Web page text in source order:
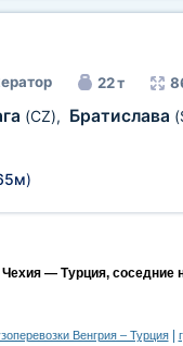
22 т
(CZ), Братислава
)
Чехия — Турция, соседние
Венгрия – Турция|